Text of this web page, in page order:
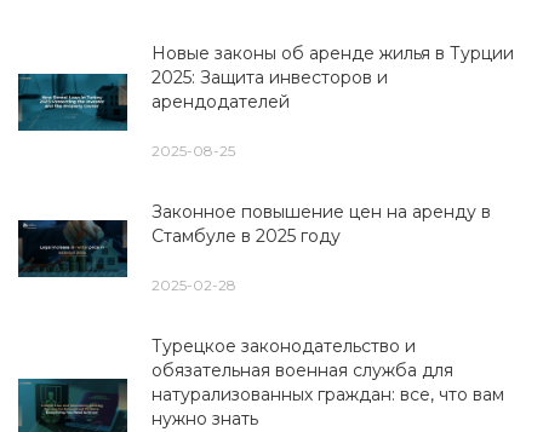
Новые законы об аренде жилья в Турции
2025: Защита инвесторов и
арендодателей
2025-08-25
Законное повышение цен на аренду в
Стамбуле в 2025 году
2025-02-28
Турецкое законодательство и
обязательная военная служба для
натурализованных граждан: все, что вам
нужно знать